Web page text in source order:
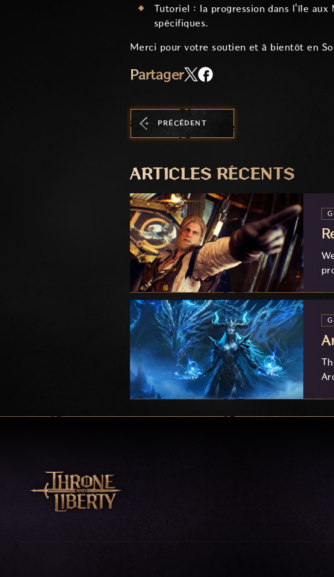
Tutoriel : la progression dans l'île aux
spécifiques.
Merci pour votre soutien et à bientôt en
Partager
PRÉCÉDENT
ARTICLES RÉCENTS